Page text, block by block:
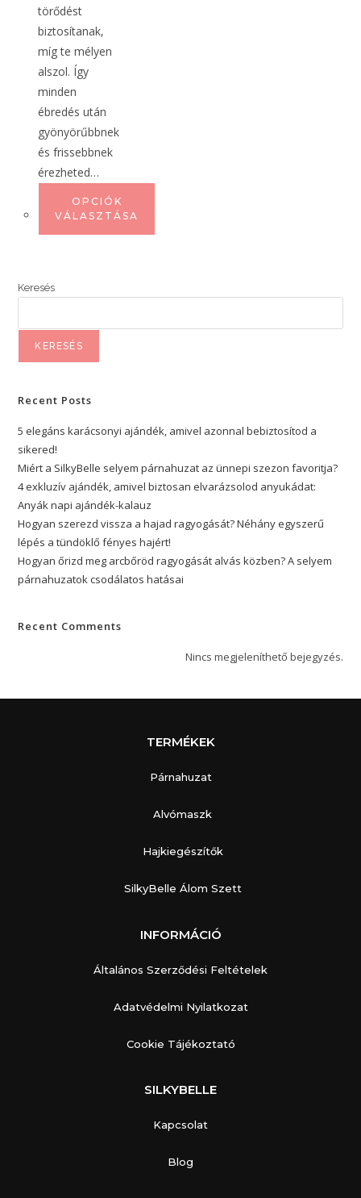
törődést
biztosítanak,
míg te mélyen
alszol. Így
minden
ébredés után
gyönyörűbbnek
és frissebbnek
érezheted…
OPCIÓK
VÁLASZTÁSA
Keresés
KERESÉS
Recent Posts
5 elegáns karácsonyi ajándék, amivel azonnal bebiztosítod a
sikered!
Miért a SilkyBelle selyem párnahuzat az ünnepi szezon favoritja?
4 exkluzív ajándék, amivel biztosan elvarázsolod anyukádat:
Anyák napi ajándék-kalauz
Hogyan szerezd vissza a hajad ragyogását? Néhány egyszerű
lépés a tündöklő fényes hajért!
Hogyan őrizd meg arcbőröd ragyogását alvás közben? A selyem
párnahuzatok csodálatos hatásai
Recent Comments
Nincs megjeleníthető bejegyzés.
TERMÉKEK
Párnahuzat
Alvómaszk
Hajkiegészítők
SilkyBelle Álom Szett
INFORMÁCIÓ
Általános Szerződési Feltételek
Adatvédelmi Nyilatkozat
Cookie Tájékoztató
SILKYBELLE
Kapcsolat
Blog